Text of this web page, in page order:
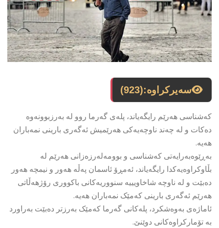
سەیرکراوە:(923)
کەشناسی هەرێم رایگەیاند، پلەی گەرما روو لە بەرزبوونەوە
دەکات و لە چەند ناوچەیەکی هەرێمیش ئەگەری بارینی نمەباران
هەیە.
بەڕێوەبەرایەتی کەشناسی و بوومەلەرزەزانی هەرێم لە
بڵاوکراوەیەکدا رایگەیاند، ئەمڕۆ ئاسمان پەڵە هەور و نیمچە هەور
دەبێت و لە ناوچە شاخاویییە سنووریەکانی باکووری رۆژهەڵاتی
هەرێم ئەگەری بارینی کەمێک نمەباران هەیە.
ئاماژەی بەوەشکرد، پلەکانی گەرما کەمێک بەرزتر دەبێت بەراورد
بە تۆمارکراوەکانی دوێنێ.